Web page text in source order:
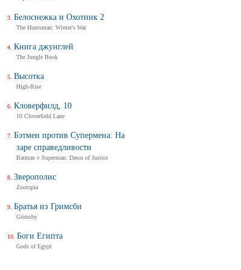
балтийский
дважды
Knock Twice
(на украинском)
дважды
(на русском)
Белоснежка и Охотник 2
The Huntsman: Winter's War
Книга джунглей
The Jungle Book
Высотка
High-Rise
Кловерфилд, 10
10 Cloverfield Lane
Бэтмен против Супермена: На
заре справедливости
Batman v Superman: Dawn of Justice
Зверополис
Zootopia
Братья из Гримсби
Grimsby
Боги Египта
Gods of Egypt